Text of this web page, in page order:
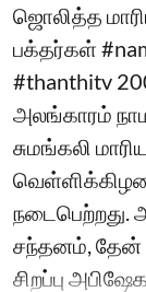
ஜொலித்த
பக்தர்கள்
#thanthitv
அலங்காரம்
சுமங்கலி
நடைபெற்றது.
சந்தனம், தேன்
சிறப்பு